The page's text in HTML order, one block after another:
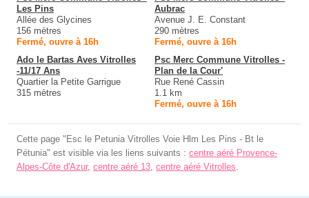
Les Pins
Allée des Glycines
156 mètres
Fermé, ouvre à 16h
Aubrac
Avenue J. E. Constant
290 mètres
Fermé, ouvre à 16h
Ado le Bartas Aves Vitrolles
-11/17 Ans
Quartier la Petite Garrigue
315 mètres
Psc Merc Commune Vitrolles -
Plan de la Cour'
Rue René Cassin
1.1 km
Fermé, ouvre à 16h
Cette page "Esc le Petunia Vitrolles Voie Hlm Les Pins - Bt le
Pétunia" est visible via les liens suivants : centre aéré Provence-
Alpes-Côte d'Azur, centre aéré 13, centre aéré Vitrolles.